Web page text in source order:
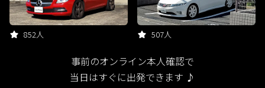
852人 507人
事前のオンライン本人確認で
当日はすぐに出発できます ♪